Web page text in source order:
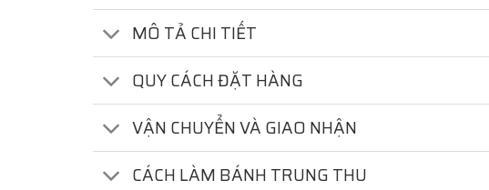
MÔ TẢ CHI TIẾT
QUY CÁCH ĐẶT HÀNG
VẬN CHUYỂN VÀ GIAO NHẬN
CÁCH LÀM BÁNH TRUNG THU